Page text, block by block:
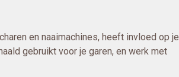
en naaimachines, heeft invloed op je
gebruikt voor je garen, en werk met